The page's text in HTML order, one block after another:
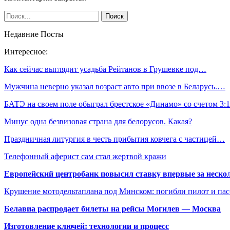
Недавние Посты
Интересное:
Как сейчас выглядит усадьба Рейтанов в Грушевке под…
Мужчина неверно указал возраст авто при ввозе в Беларусь.…
БАТЭ на своем поле обыграл брестское «Динамо» со счетом 3:1
Минус одна безвизовая страна для белорусов. Какая?
Праздничная литургия в честь прибытия ковчега с частицей…
Телефонный аферист сам стал жертвой кражи
Европейский центробанк повысил ставку впервые за
Крушение мотодельтаплана под Минском: погибли пилот и
Белавиа распродает билеты на рейсы Могилев — Москва
Изготовление ключей: технологии и процесс